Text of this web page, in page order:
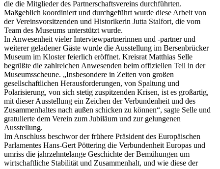
die die Mitglieder des Partnerschaftsvereins durchführten.
Maßgeblich koordiniert und durchgeführt wurde diese Arbeit von
der Vereinsvorsitzenden und Historikerin Jutta Stalfort, die vom
Team des Museums unterstützt wurde.
In Anwesenheit vieler Interviewpartnerinnen und -partner und
weiterer geladener Gäste wurde die Ausstellung im Bersenbrücker
Museum im Kloster feierlich eröffnet. Kreisrat Matthias Selle
begrüßte die zahlreichen Anwesenden beim offiziellen Teil in der
Museumsscheune. „Insbesondere in Zeiten von großen
gesellschaftlichen Herausforderungen, von Spaltung und
Polarisierung, von sich stetig zuspitzenden Krisen, ist es großartig,
mit dieser Ausstellung ein Zeichen der Verbundenheit und des
Zusammenhaltes nach außen schicken zu können“, sagte Selle und
gratulierte dem Verein zum Jubiläum und zur gelungenen
Ausstellung.
Im Anschluss beschwor der frühere Präsident des Europäischen
Parlamentes Hans-Gert Pöttering die Verbundenheit Europas und
umriss die jahrzehntelange Geschichte der Bemühungen um
wirtschaftliche Stabilität und Zusammenhalt, und wie diese der